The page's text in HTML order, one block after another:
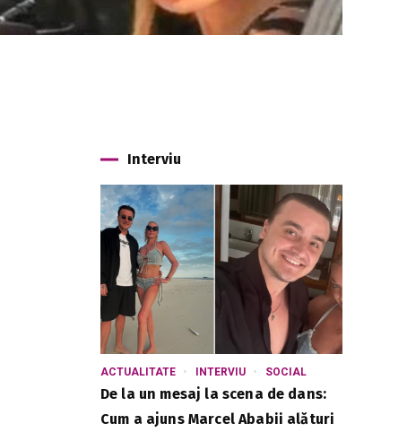
Interviu
ACTUALITATE INTERVIU SOCIAL
De la un mesaj la scena de dans:
Cum a ajuns Marcel Ababii alături